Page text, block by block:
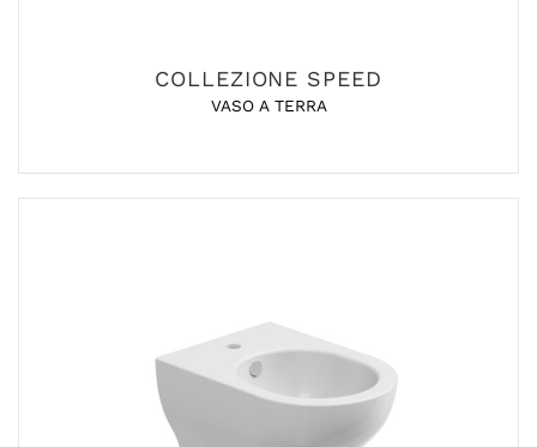
COLLEZIONE SPEED
VASO A TERRA